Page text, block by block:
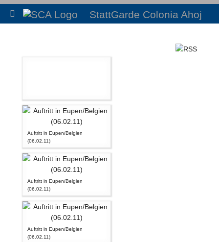
StattGarde Colonia Ahoj
Auftritt in Eupen/Belgien
(06.02.11)
Auftritt in Eupen/Belgien
(06.02.11)
Auftritt in Eupen/Belgien
(06.02.11)